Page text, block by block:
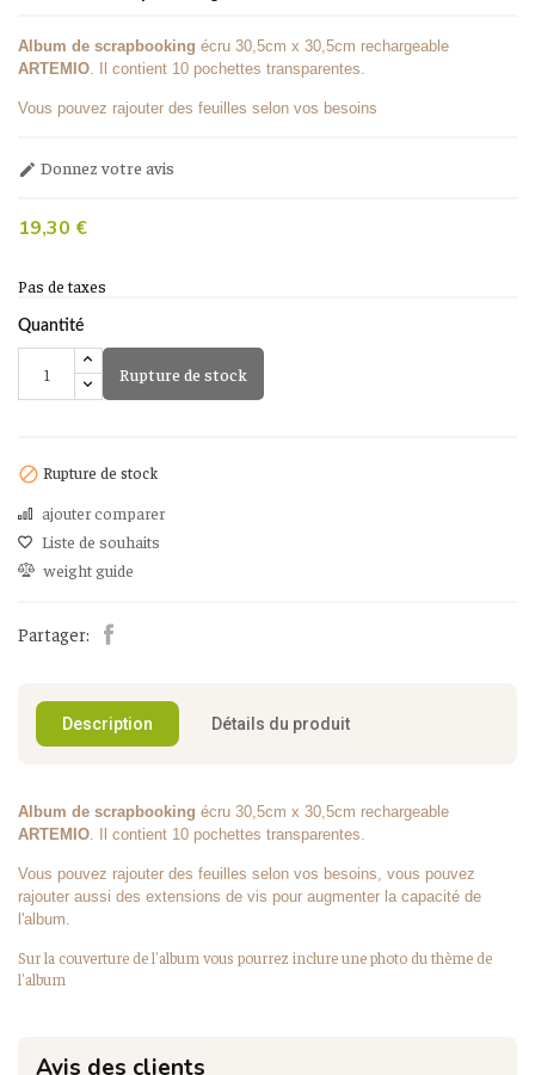
Album de scrapbooking écru 30,5cm x 30,5cm rechargeable
ARTEMIO . Il contient 10 pochettes transparentes.
Vous pouvez rajouter des feuilles selon vos besoins
 Donnez votre avis
19,30 €
Pas de taxes
Quantité
Rupture de stock
 Rupture de stock
ajouter comparer
Liste de souhaits
weight guide
Partager:
Description Détails du produit
Album de scrapbooking écru 30,5cm x 30,5cm rechargeable
ARTEMIO. Il contient 10 pochettes transparentes.
Vous pouvez rajouter des feuilles selon vos besoins, vous pouvez
rajouter aussi des extensions de vis pour augmenter la capacité de
l'album.
Sur la couverture de l'album vous pourrez inclure une photo du thème de
l'album
Avis des clients